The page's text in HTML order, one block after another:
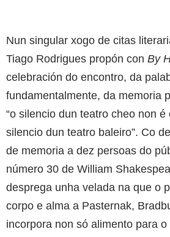
Nun singular xogo de citas
Tiago Rodrigues propón con By
celebración do encontro, da
fundamentalmente, da memoria
“o silencio dun teatro cheo non
silencio dun teatro baleiro”. Co
de memoria a dez persoas do
número 30 de William
desprega unha velada na que o
corpo e alma a Pasternak,
incorpora non só alimento para